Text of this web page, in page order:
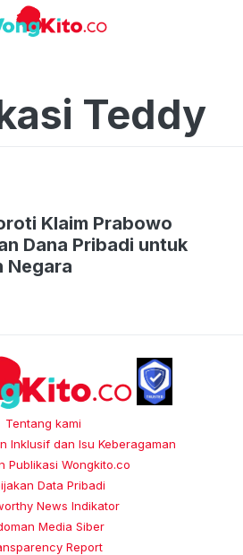
Teddy
Klaim Prabowo
Dana Pribadi untuk
Negara
Tentang kami
Inklusif dan Isu Keberagaman
Publikasi Wongkito.co
Data Pribadi
News Indikator
Media Siber
Report